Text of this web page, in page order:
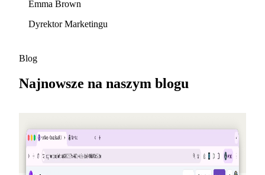
Emma Brown
Dyrektor Marketingu
Blog
Najnowsze na naszym blogu
Poleć znajomych, zdobądź kredyty —
NextDocs v1.10